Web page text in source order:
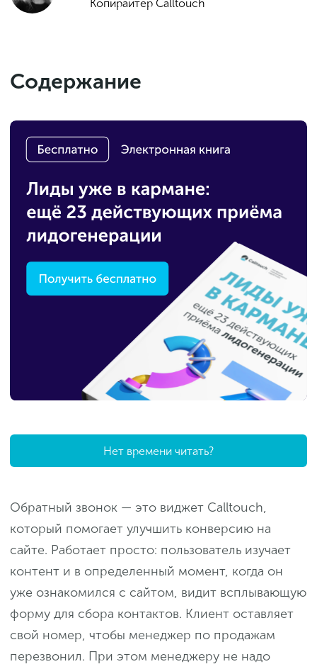
Копирайтер Calltouch
Содержание
Нет времени читать?
Обратный звонок — это виджет Calltouch,
который помогает улучшить конверсию на
сайте. Работает просто: пользователь изучает
контент и в определенный момент, когда он
уже ознакомился с сайтом, видит всплывающую
форму для сбора контактов. Клиент оставляет
свой номер, чтобы менеджер по продажам
перезвонил. При этом менеджеру не надо